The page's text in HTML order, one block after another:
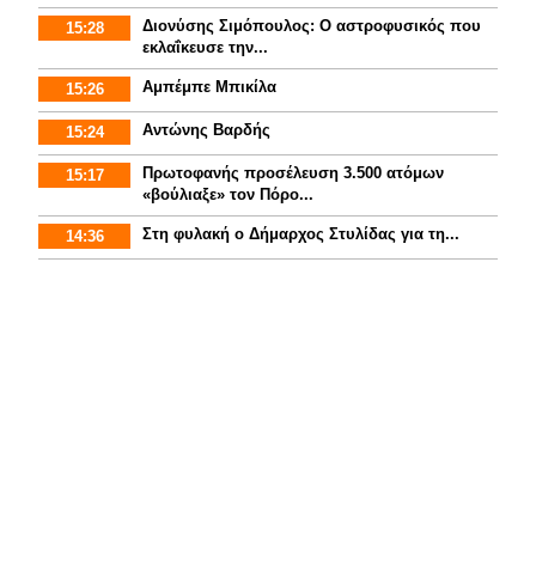
15:28
Διονύσης Σιμόπουλος: Ο αστροφυσικός που
εκλαΐκευσε την...
15:26 Αμπέμπε Μπικίλα
15:24 Αντώνης Βαρδής
15:17
Πρωτοφανής προσέλευση 3.500 ατόμων
«βούλιαξε» τον Πόρο...
14:36 Στη φυλακή ο Δήμαρχος Στυλίδας για τη...